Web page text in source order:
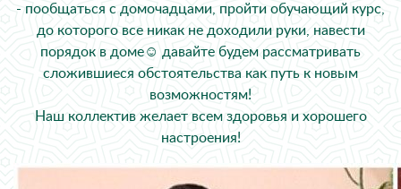
- пообщаться с домочадцами, пройти обучающий курс,
до которого все никак не доходили руки, навести
порядок в доме☺️ давайте будем рассматривать
сложившиеся обстоятельства как путь к новым
возможностям!
Наш коллектив желает всем здоровья и хорошего
настроения!